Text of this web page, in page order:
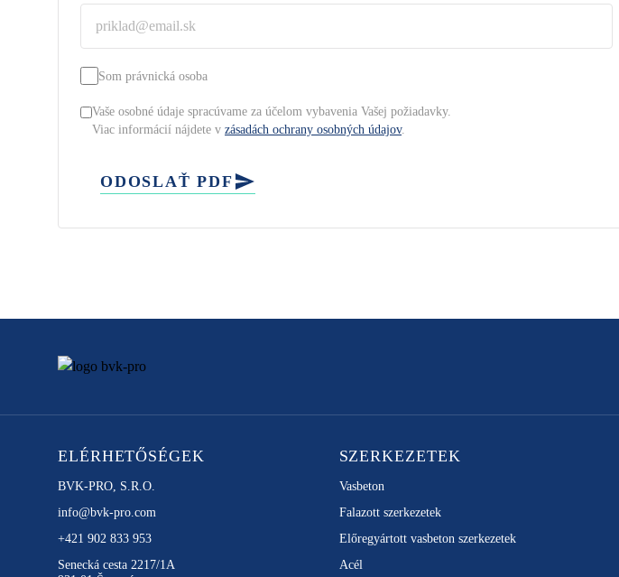
Som právnická osoba
Vaše osobné údaje spracúvame za účelom vybavenia Vašej požiadavky.
Viac informácií nájdete v zásadách ochrany osobných údajov.
ODOSLAŤ PDF
ELÉRHETŐSÉGEK
BVK-PRO, S.R.O.
info@bvk-pro.com
+421 902 833 953
Senecká cesta 2217/1A
SZERKEZETEK
Vasbeton
Falazott szerkezetek
Előregyártott vasbeton szerkezetek
Acél